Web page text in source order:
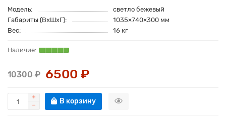
Модель:
светло бежевый
Габариты (ВхШхГ):
1035×740×300 мм
Вес:
16 кг
10300 ₽ 6500 ₽
В корзину